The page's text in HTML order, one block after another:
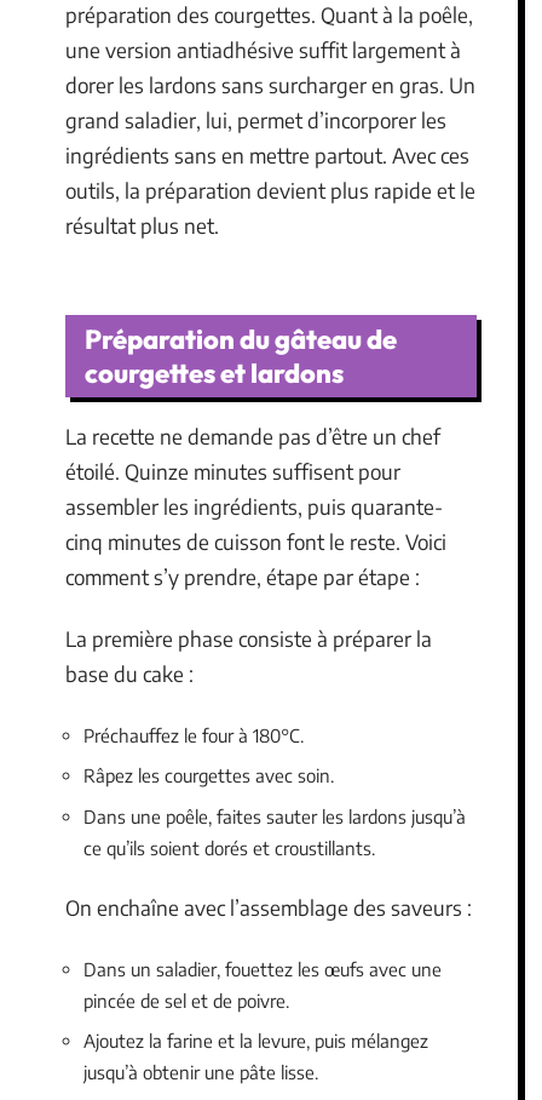
préparation des courgettes. Quant à la poêle,
une version antiadhésive suffit largement à
dorer les lardons sans surcharger en gras. Un
grand saladier, lui, permet d’incorporer les
ingrédients sans en mettre partout. Avec ces
outils, la préparation devient plus rapide et le
résultat plus net.
Préparation du gâteau de
courgettes et lardons
La recette ne demande pas d’être un chef
étoilé. Quinze minutes suffisent pour
assembler les ingrédients, puis quarante-
cinq minutes de cuisson font le reste. Voici
comment s’y prendre, étape par étape :
La première phase consiste à préparer la
base du cake :
Préchauffez le four à 180°C.
Râpez les courgettes avec soin.
Dans une poêle, faites sauter les lardons jusqu’à
ce qu’ils soient dorés et croustillants.
On enchaîne avec l’assemblage des saveurs :
Dans un saladier, fouettez les œufs avec une
pincée de sel et de poivre.
Ajoutez la farine et la levure, puis mélangez
jusqu’à obtenir une pâte lisse.